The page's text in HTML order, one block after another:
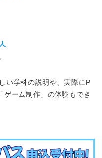
い学科の説明や、実際にP
ゲーム制作 」の体験もでき